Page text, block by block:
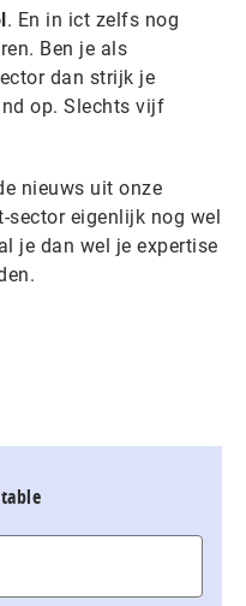
. En in ict zelfs nog
Ben je als
dan strijk je
op. Slechts vijf
nieuws uit onze
sector eigenlijk nog wel
je dan wel je expertise